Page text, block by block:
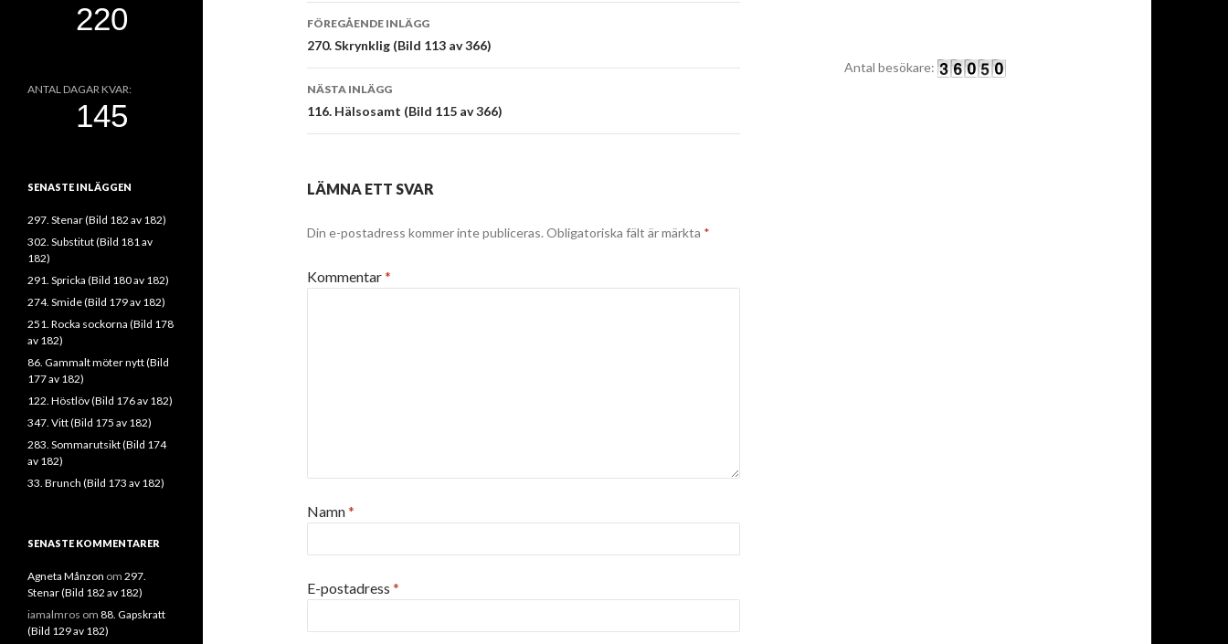
Inläggsnavigering
FÖREGÅENDE INLÄGG
270. Skrynklig (Bild 113 av 366)
NÄSTA INLÄGG
116. Hälsosamt (Bild 115 av 366)
LÄMNA ETT SVAR
Din e-postadress kommer inte publiceras. Obligatoriska fält är märkta *
Kommentar*
Namn*
E-postadress *
Antal besökare:
ANTAL DAGAR KVAR:
SENASTE INLÄGGEN
297. Stenar (Bild 182 av 182)
302. Substitut (Bild 181 av
182)
291. Spricka (Bild 180 av 182)
274. Smide (Bild 179 av 182)
251. Rocka sockorna (Bild 178
av 182)
86. Gammalt möter nytt (Bild
177 av 182)
122. Höstlöv (Bild 176 av 182)
347. Vitt (Bild 175 av 182)
283. Sommarutsikt (Bild 174
av 182)
33. Brunch (Bild 173 av 182)
SENASTE KOMMENTARER
Agneta Månzon om 297.
Stenar (Bild 182 av 182)
iamalmros om 88. Gapskratt
(Bild 129 av 182)